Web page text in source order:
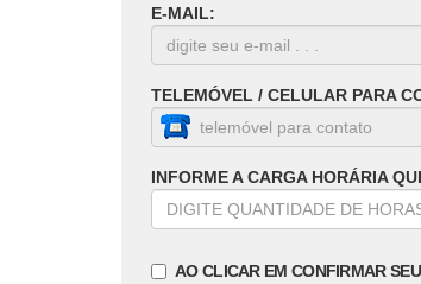
E-MAIL:
TELEMÓVEL / CELULAR PARA
INFORME A CARGA HORÁRIA
AO CLICAR EM CONFIRMAR